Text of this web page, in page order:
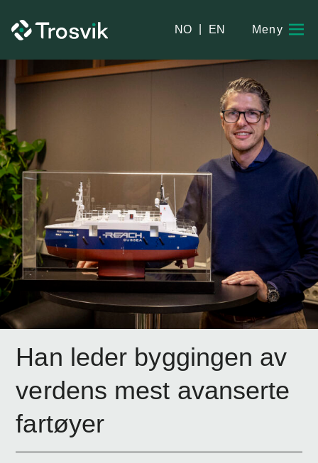
NO EN
Han leder byggingen av
verdens mest avanserte
fartøyer